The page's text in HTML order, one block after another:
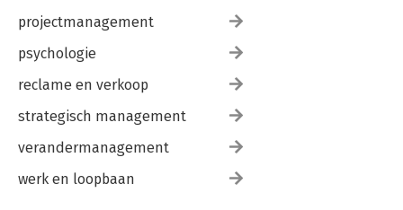
projectmanagement
psychologie
reclame en verkoop
strategisch management
verandermanagement
werk en loopbaan